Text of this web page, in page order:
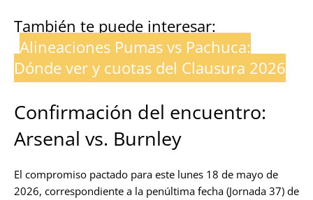
También te puede interesar:
Alineaciones Pumas vs Pachuca:
Dónde ver y cuotas del Clausura 2026
Confirmación del encuentro:
Arsenal vs. Burnley
El compromiso pactado para este lunes 18 de mayo de
2026, correspondiente a la penúltima fecha (Jornada 37) de